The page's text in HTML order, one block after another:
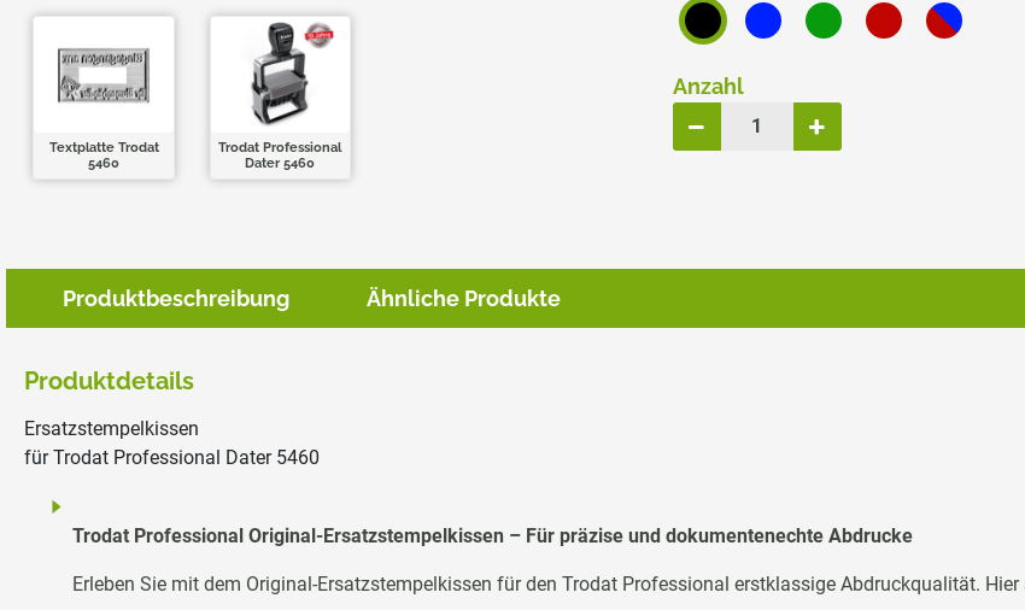
Textplatte Trodat
5460
Trodat Professional
Dater 5460
Anzahl
Produktbeschreibung Ähnliche Produkte
Produktdetails
Ersatzstempelkissen
für Trodat Professional Dater 5460
Trodat Professional Original-Ersatzstempelkissen – Für präzise und dokumentenechte Abdrucke
Erleben Sie mit dem Original-Ersatzstempelkissen für den Trodat Professional erstklassige Abdruckqualität.